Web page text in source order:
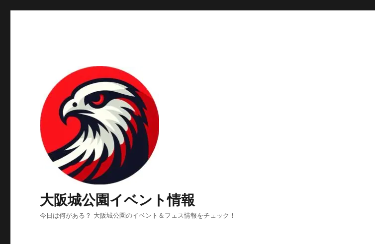
大阪城公園イベント情報
今日は何がある？ 大阪城公園のイベント＆フェス情報をチェック！